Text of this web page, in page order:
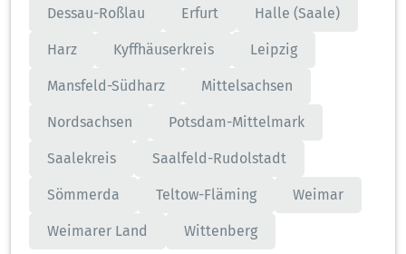
Dessau-Roßlau Erfurt Halle (Saale)
Harz Kyffhäuserkreis Leipzig
Mansfeld-Südharz Mittelsachsen
Nordsachsen Potsdam-Mittelmark
Saalekreis Saalfeld-Rudolstadt
Sömmerda Teltow-Fläming Weimar
Weimarer Land Wittenberg